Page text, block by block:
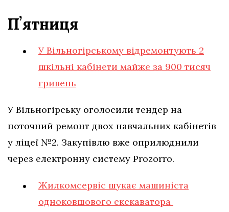
Пʼятниця
У Вільногірському відремонтують 2
шкільні кабінети майже за 900 тисяч
гривень
У Вільногірську оголосили тендер на
поточний ремонт двох навчальних кабінетів
у ліцеї №2. Закупівлю вже оприлюднили
через електронну систему Prozorro.
Жилкомсервіс шукає машиніста
одноковшового екскаватора